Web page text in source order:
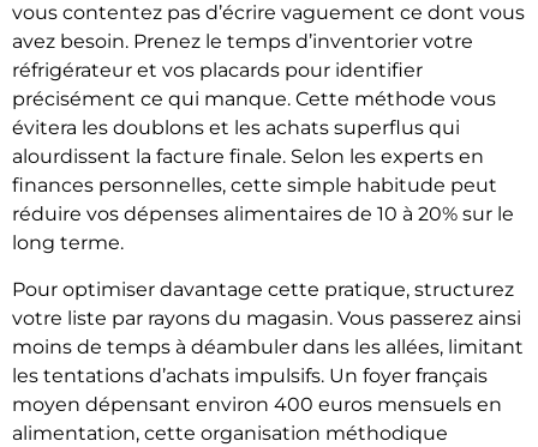
vous contentez pas d’écrire vaguement ce dont vous
avez besoin. Prenez le temps d’inventorier votre
réfrigérateur et vos placards pour identifier
précisément ce qui manque. Cette méthode vous
évitera les doublons et les achats superflus qui
alourdissent la facture finale. Selon les experts en
finances personnelles, cette simple habitude peut
réduire vos dépenses alimentaires de 10 à 20% sur le
long terme.
Pour optimiser davantage cette pratique, structurez
votre liste par rayons du magasin. Vous passerez ainsi
moins de temps à déambuler dans les allées, limitant
les tentations d’achats impulsifs. Un foyer français
moyen dépensant environ 400 euros mensuels en
alimentation, cette organisation méthodique